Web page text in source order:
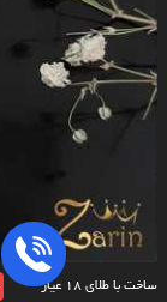
ساخت با طلای ۱۸ عیار